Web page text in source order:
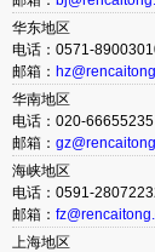
华东地区
电话：0571-
邮箱：
华南地区
电话：020-
邮箱：
海峡地区
电话：0591-
邮箱：
上海地区